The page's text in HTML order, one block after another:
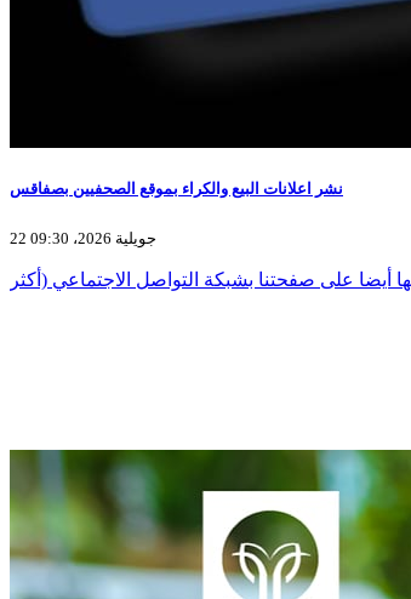
نشر اعلانات البيع والكراء بموقع الصحفيين بصفاقس
22 جويلية 2026، 09:30